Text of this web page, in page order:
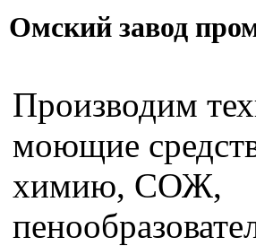
Омский завод
Производим
моющие
химию, СОЖ,